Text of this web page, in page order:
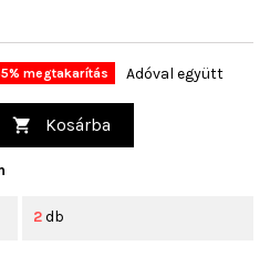
megtakarítás Adóval együtt
 Kosárba
2db